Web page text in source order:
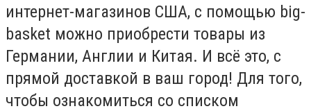
интернет-магазинов США, с помощью big-
basket можно приобрести товары из
Германии, Англии и Китая. И всё это, с
прямой доставкой в ваш город! Для того,
чтобы ознакомиться со списком